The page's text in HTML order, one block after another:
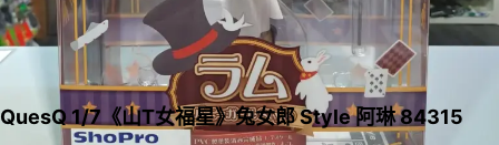
QuesQ 1/7《山T女福星》兔女郎 Style 阿琳 84315